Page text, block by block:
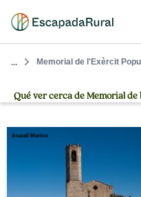
... Memorial de l'Exèrcit
Qué ver cerca de Memorial
Araceli Merino